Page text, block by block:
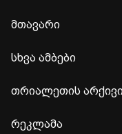
მთავარი
სხვა ამბები
თრიალეთის არქივი
რეკლამა